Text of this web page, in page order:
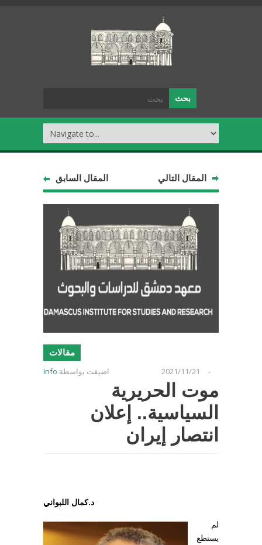
المقال السابق المقال التالي
مقالات
اضيفت بواسطة Info -
2021/11/21
موت الحريرية
السياسية.. إعلان
انتصار إيران
د.كمال اللبواني
لم
يستطع